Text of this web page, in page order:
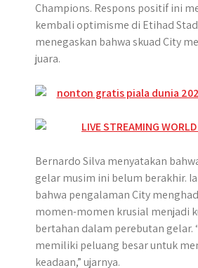
Champions. Respons positif ini
kembali optimisme di Etihad
menegaskan bahwa skuad City
juara.
Bernardo Silva menyatakan
gelar musim ini belum berakhir.
bahwa pengalaman City
momen-momen krusial menjadi
bertahan dalam perebutan gelar.
memiliki peluang besar untuk
keadaan,” ujarnya.